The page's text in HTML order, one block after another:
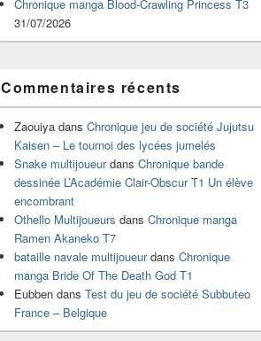
Chronique manga Blood-Crawling Princess T3
31/07/2026
Commentaires récents
Zaouiya dans Chronique jeu de société Jujutsu
Kaisen – Le tournoi des lycées jumelés
Snake multijoueurdans Chronique bande
dessinée L’Académie Clair-Obscur T1 Un élève
encombrant
Othello Multijoueurs dans Chronique manga
Ramen Akaneko T7
bataille navale multijoueurdans Chronique
manga Bride Of The Death God T1
Eubben dans Test du jeu de société Subbuteo
France – Belgique